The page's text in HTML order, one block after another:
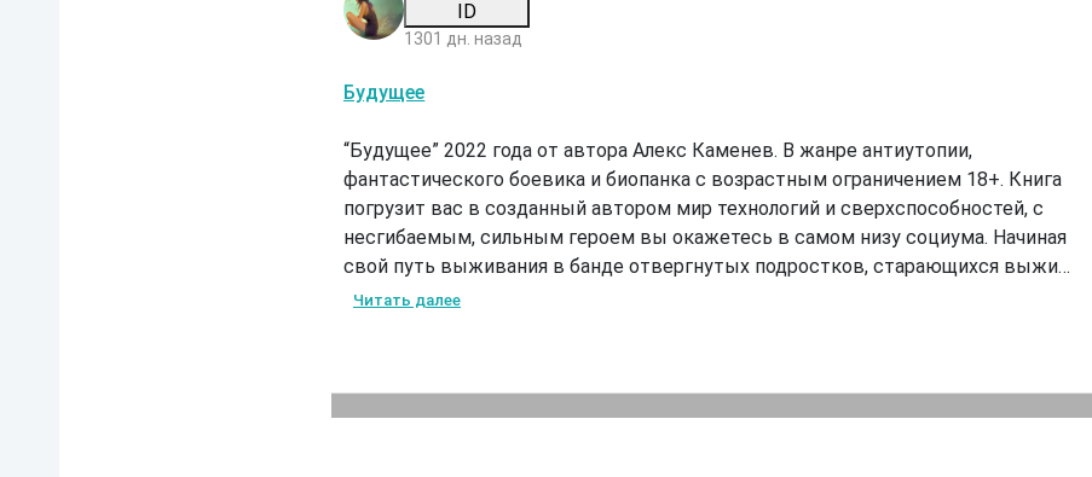
ID
1301 дн. назад
Б
у
у
щ
е
е
“
Б
у
”
2
Будущее
“Будущее” 2022 года от автора Алекс Каменев. В жанре антиутопии,
фантастического боевика и биопанка с возрастным ограничением 18+. Книга
погрузит вас в созданный автором мир технологий и сверхспособностей, с
несгибаемым, сильным героем вы окажетесь в самом низу социума. Начиная
свой путь выживания в банде отвергнутых подростков, старающихся выжи…
Читать далее